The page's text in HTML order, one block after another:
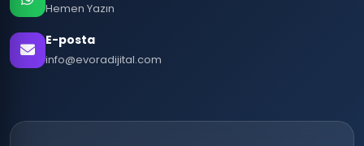
Hemen Yazın
E-posta
info@evoradijital.com